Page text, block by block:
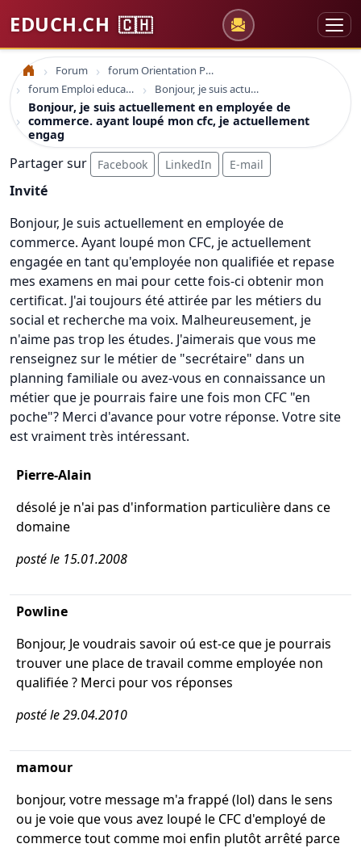
EDUCH.CH 🇨🇭
Accueil Forum
forum Orientation Professionnelle
forum Emploi education
Bonjour, je suis actuellement en employée de commerce. ayant loupé mon cfc, je actuellement engag
Bonjour, je suis actuellement en employée de
commerce. ayant loupé mon cfc, je actuellement
engag
Partager sur Facebook LinkedIn E-mail
Invité
Bonjour, Je suis actuellement en employée de
commerce. Ayant loupé mon CFC, je actuellement
engagée en tant qu'employée non qualifiée et repase
mes examens en mai pour cette fois-ci obtenir mon
certificat. J'ai toujours été attirée par les métiers du
social et recherche ma voix. Malheureusement, je
n'aime pas trop les études. J'aimerais que vous me
renseignez sur le métier de "secrétaire" dans un
planning familiale ou avez-vous en connaissance un
métier que je pourrais faire une fois mon CFC "en
poche"? Merci d'avance pour votre réponse. Votre site
est vraiment très intéressant.
Pierre-Alain
désolé je n'ai pas d'information particulière dans ce
domaine
posté le 15.01.2008
Powline
Bonjour, Je voudrais savoir oú est-ce que je pourrais
trouver une place de travail comme employée non
qualifiée ? Merci pour vos réponses
posté le 29.04.2010
mamour
bonjour, votre message m'a frappé (lol) dans le sens
ou je voie que vous avez loupé le CFC d'employé de
commerce tout comme moi enfin plutôt arrêté parce